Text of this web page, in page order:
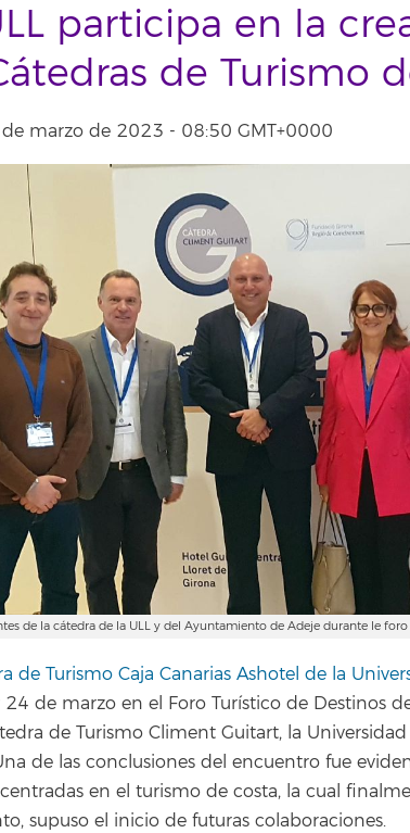
participa en la
de Turismo
de marzo de 2023 - 08:50 GMT+0000
de la cátedra de la ULL y del Ayuntamiento de Adeje durante le
de Turismo Caja Canarias Ashotel de la
de marzo en el Foro Turístico de Destinos
de Turismo Climent Guitart, la
de las conclusiones del encuentro fue
en el turismo de costa, la cual
supuso el inicio de futuras colaboraciones.